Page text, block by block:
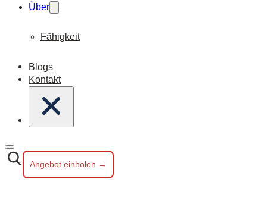
Über
Fähigkeit
Blogs
Kontakt
Angebot einholen →